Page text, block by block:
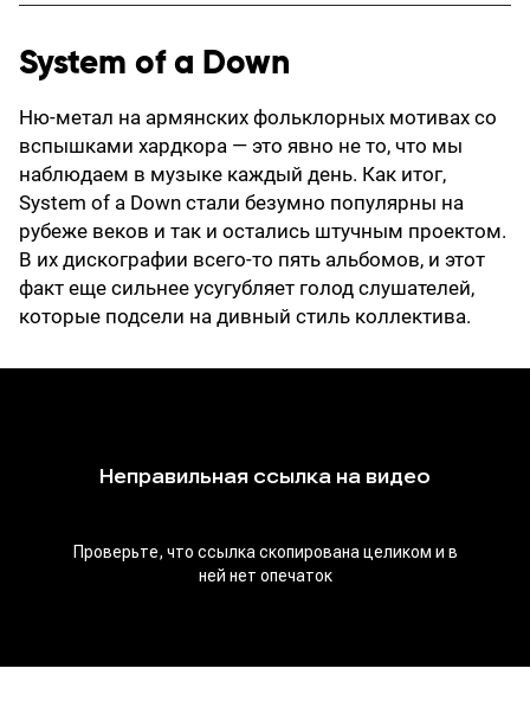
System of a Down
Ню-метал на армянских фольклорных мотивах со
вспышками хардкора — это явно не то, что мы
наблюдаем в музыке каждый день. Как итог,
System of a Down стали безумно популярны на
рубеже веков и так и остались штучным проектом.
В их дискографии всего-то пять альбомов, и этот
факт еще сильнее усугубляет голод слушателей,
которые подсели на дивный стиль коллектива.